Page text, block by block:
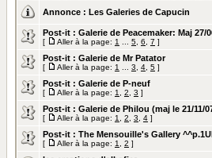
Annonce : Les Galeries de Capucin
Post-it : Galerie de Peacemaker: Maj 27/
[ Aller à la page: 1 5 6 7 ]
Post-it : Galerie de Mr Patator
[ Aller à la page: 1 3 4 5 ]
Post-it : Galerie de P-neuf
[ Aller à la page: 1 2 3 ]
Post-it : Galerie de Philou (maj le 21/11/
[ Aller à la page: 1 2 3 4 ]
Post-it : The Mensouille's Gallery
[ Aller à la page: 1 2 ]